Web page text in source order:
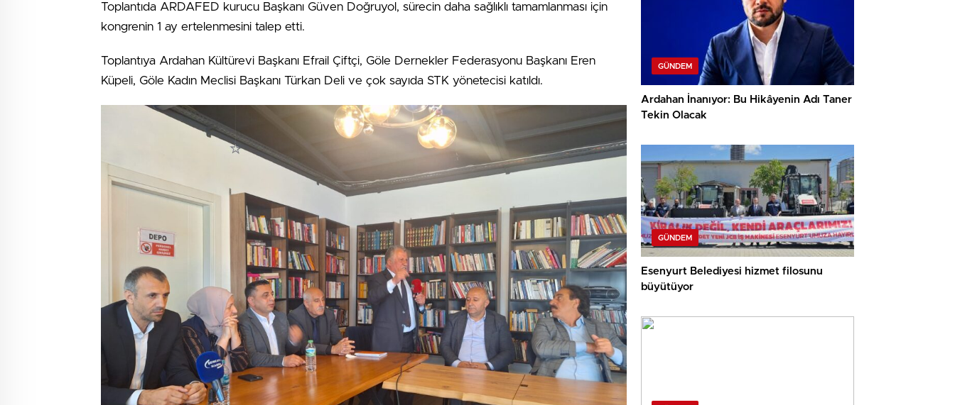
Toplantıda ARDAFED kurucu Başkanı Güven Doğruyol, sürecin daha sağlıklı tamamlanması için
kongrenin 1 ay ertelenmesini talep etti.
Toplantıya Ardahan Kültürevi Başkanı Efrail Çiftçi, Göle Dernekler Federasyonu Başkanı Eren
Küpeli, Göle Kadın Meclisi Başkanı Türkan Deli ve çok sayıda STK yönetecisi katıldı.
GÜNDEM
Ardahan İnanıyor: Bu Hikâyenin Adı Taner
Tekin Olacak
GÜNDEM
Esenyurt Belediyesi hizmet filosunu
büyütüyor